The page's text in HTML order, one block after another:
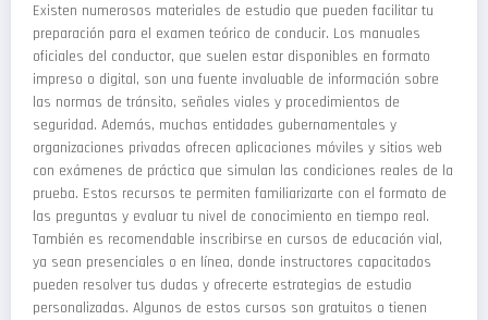
Existen numerosos materiales de estudio que pueden facilitar tu
preparación para el examen teórico de conducir. Los manuales
oficiales del conductor, que suelen estar disponibles en formato
impreso o digital, son una fuente invaluable de información sobre
las normas de tránsito, señales viales y procedimientos de
seguridad. Además, muchas entidades gubernamentales y
organizaciones privadas ofrecen aplicaciones móviles y sitios web
con exámenes de práctica que simulan las condiciones reales de la
prueba. Estos recursos te permiten familiarizarte con el formato de
las preguntas y evaluar tu nivel de conocimiento en tiempo real.
También es recomendable inscribirse en cursos de educación vial,
ya sean presenciales o en línea, donde instructores capacitados
pueden resolver tus dudas y ofrecerte estrategias de estudio
personalizadas. Algunos de estos cursos son gratuitos o tienen